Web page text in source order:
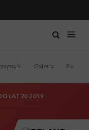
Galeria
LAT 20 2019